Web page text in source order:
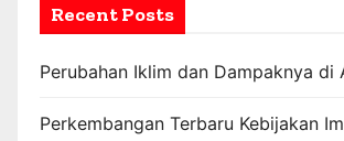
Recent Posts
Perubahan Iklim dan Dampaknya di
Perkembangan Terbaru Kebijakan